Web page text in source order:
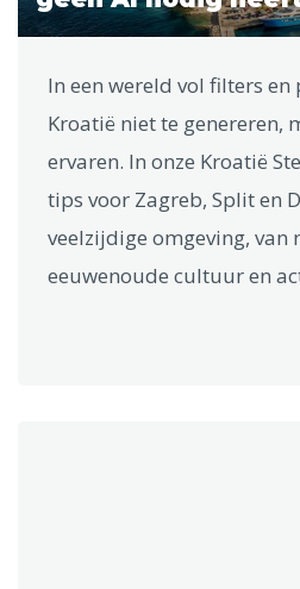
In een wereld vol filters
Kroatië niet te genereren,
ervaren. In onze Kroatië
tips voor Zagreb, Split en
veelzijdige omgeving,
eeuwenoude cultuur en